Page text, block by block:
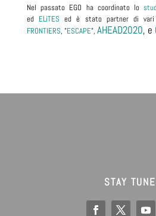
Nel passato EGO ha coordinato lo
ed ELiTES ed è stato partner di
FRONTIERS, "ESCAPE", AHEAD2020, e
STAY